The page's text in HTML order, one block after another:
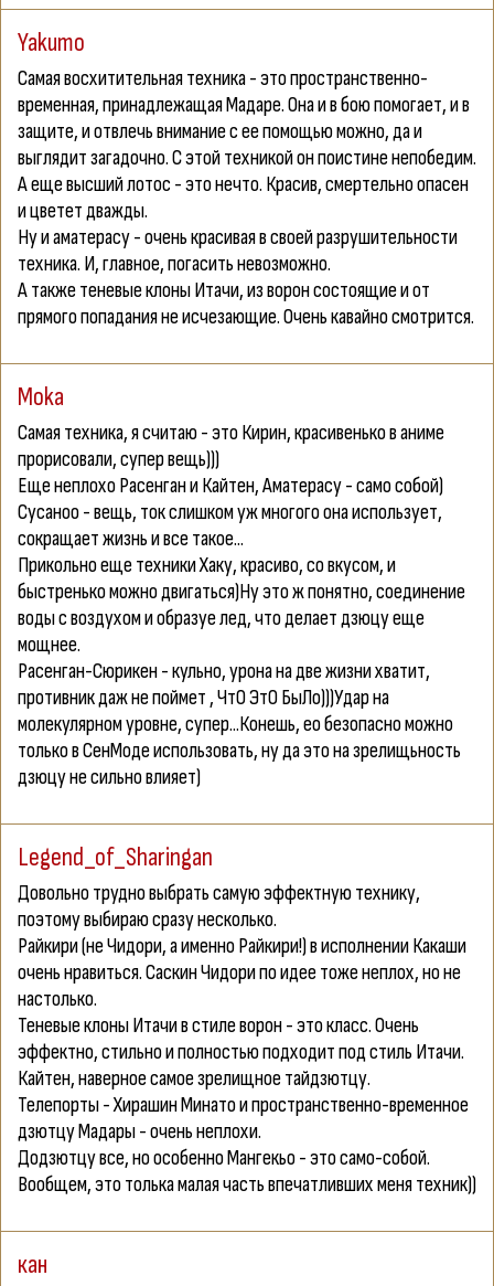
Yakumo
Самая восхитительная техника - это пространственно-
временная, принадлежащая Мадаре. Она и в бою помогает, и в
защите, и отвлечь внимание с ее помощью можно, да и
выглядит загадочно. С этой техникой он поистине непобедим.
А еще высший лотос - это нечто. Красив, смертельно опасен
и цветет дважды.
Ну и аматерасу - очень красивая в своей разрушительности
техника. И, главное, погасить невозможно.
А также теневые клоны Итачи, из ворон состоящие и от
прямого попадания не исчезающие. Очень кавайно смотрится.
Moka
Самая техника, я считаю - это Кирин, красивенько в аниме
прорисовали, супер вещь)))
Еще неплохо Расенган и Кайтен, Аматерасу - само собой)
Сусаноо - вещь, ток слишком уж многого она использует,
сокращает жизнь и все такое...
Прикольно еще техники Хаку, красиво, со вкусом, и
быстренько можно двигаться)Ну это ж понятно, соединение
воды с воздухом и образуе лед, что делает дзюцу еще
мощнее.
Расенган-Сюрикен - кульно, урона на две жизни хватит,
противник даж не поймет , ЧтО ЭтО БыЛо)))Удар на
молекулярном уровне, супер...Конешь, ео безопасно можно
только в СенМоде использовать, ну да это на зрелищьность
дзюцу не сильно влияет)
Legend_of_Sharingan
Довольно трудно выбрать самую эффектную технику,
поэтому выбираю сразу несколько.
Райкири (не Чидори, а именно Райкири!) в исполнении Какаши
очень нравиться. Саскин Чидори по идее тоже неплох, но не
настолько.
Теневые клоны Итачи в стиле ворон - это класс. Очень
эффектно, стильно и полностью подходит под стиль Итачи.
Кайтен, наверное самое зрелищное тайдзютцу.
Телепорты - Хирашин Минато и пространственно-временное
дзютцу Мадары - очень неплохи.
Додзютцу все, но особенно Мангекьо - это само-собой.
Вообщем, это толька малая часть впечатливших меня техник))
кан